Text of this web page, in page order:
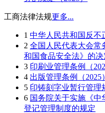
工商法律法规更多...
1 中华人民共和国反不
2 全国人民代表大会常
和国食品安全法》的决
3 印刷业管理条例（
4 出版管理条例（2025）
5 印铸刻字业暂行管理
6 国务院关于实施《
登记管理制度的规定